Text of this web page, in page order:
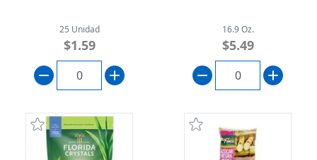
25 Unidad
$1.59
16.9 Oz.
$5.49